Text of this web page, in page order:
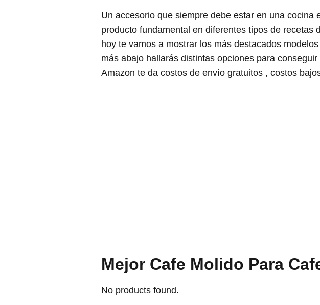
Un accesorio que siempre debe estar en una
producto fundamental en diferentes tipos de
hoy te vamos a mostrar los más destacados
más abajo hallarás distintas opciones para
Amazon te da costos de envío gratuitos , costos
Mejor Cafe Molido Para
No products found.